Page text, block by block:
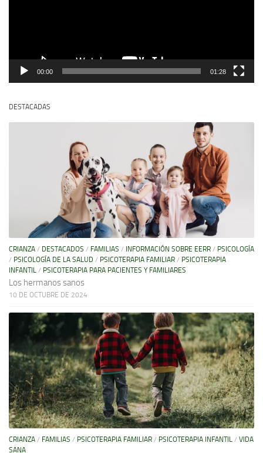
00:00 01:28
DESTACADAS
CRIANZA / DESTACADOS / FAMILIAS / INFORMACIÓN SOBRE EERR / PSICOLOGÍA
/ PSICOLOGÍA DE LA SALUD / PSICOTERAPIA FAMILIAR / PSICOTERAPIA
INFANTIL / PSICOTERAPIA PARA PACIENTES Y FAMILIARES
Los hermanos sanos
10 DE OCTUBRE DE 2024
CRIANZA / FAMILIAS / PSICOTERAPIA FAMILIAR / PSICOTERAPIA INFANTIL / VIDA
SANA